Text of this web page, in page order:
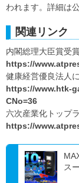
われます。詳細は
関連リンク
内閣総理大臣賞受
https://
健康経営優良法人
https://www.htk-
CNo=36
六次産業化トップ
https://
ス